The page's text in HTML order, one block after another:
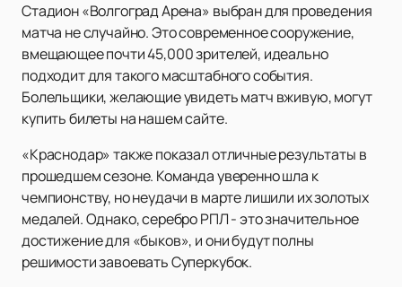
Стадион «Волгоград Арена» выбран для проведения
матча не случайно. Это современное сооружение,
вмещающее почти 45,000 зрителей, идеально
подходит для такого масштабного события.
Болельщики, желающие увидеть матч вживую, могут
купить билеты на нашем сайте.
«Краснодар» также показал отличные результаты в
прошедшем сезоне. Команда уверенно шла к
чемпионству, но неудачи в марте лишили их золотых
медалей. Однако, серебро РПЛ - это значительное
достижение для «быков», и они будут полны
решимости завоевать Суперкубок.